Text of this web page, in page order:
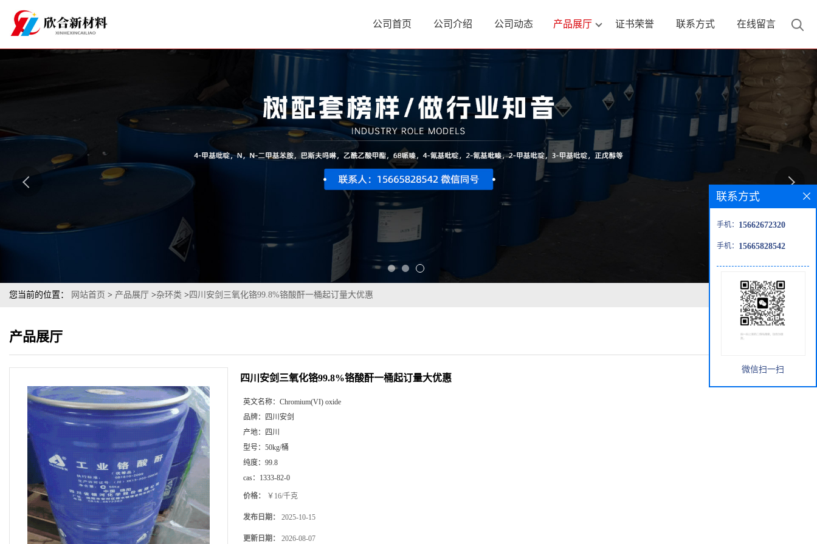
公司首页 公司介绍 公司动态 产品展厅 证书荣誉 联系方式 在线留言
您当前的位置： 网站首页 > 产品展厅 >杂环类 > 四川安剑三氧化铬99.8%铬酸酐一桶起订量大优惠
产品展厅
四川安剑三氧化铬99.8%铬酸酐一桶起订量大优惠
英文名称： Chromium(VI) oxide
品牌：
四川安剑
产地：
四川
型号： 50kg/桶
纯度： 99.8
cas： 1333-82-0
价格： ￥16/千克
发布日期： 2025-10-15
更新日期： 2026-08-07
联系方式
手机： 15662672320
手机： 15665828542
微信扫一扫